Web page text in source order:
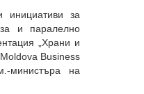
за
и паралелно
„Храни и
Business
министъра на